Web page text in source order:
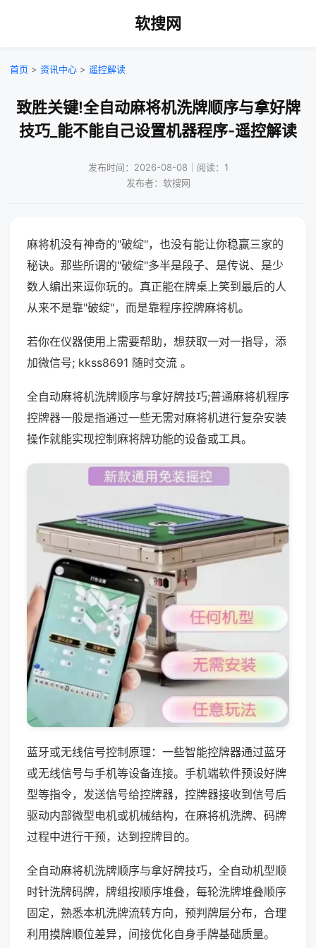
软搜网
首页 > 资讯中心 > 遥控解读
致胜关键!全自动麻将机洗牌顺序与拿好牌
技巧_能不能自己设置机器程序-遥控解读
发布时间：2026-08-08｜阅读：1
发布者：软搜网
麻将机没有神奇的"破绽"，也没有能让你稳赢三家的
秘诀。那些所谓的"破绽"多半是段子、是传说、是少
数人编出来逗你玩的。真正能在牌桌上笑到最后的人
从来不是靠"破绽"，而是靠程序控牌麻将机。
若你在仪器使用上需要帮助，想获取一对一指导，添
加微信号; kkss8691 随时交流 。
全自动麻将机洗牌顺序与拿好牌技巧;普通麻将机程序
控牌器一般是指通过一些无需对麻将机进行复杂安装
操作就能实现控制麻将牌功能的设备或工具。
蓝牙或无线信号控制原理：一些智能控牌器通过蓝牙
或无线信号与手机等设备连接。手机端软件预设好牌
型等指令，发送信号给控牌器，控牌器接收到信号后
驱动内部微型电机或机械结构，在麻将机洗牌、码牌
过程中进行干预，达到控牌目的。
全自动麻将机洗牌顺序与拿好牌技巧，全自动机型顺
时针洗牌码牌，牌组按顺序堆叠，每轮洗牌堆叠顺序
固定，熟悉本机洗牌流转方向，预判牌层分布，合理
利用摸牌顺位差异，间接优化自身手牌基础质量。